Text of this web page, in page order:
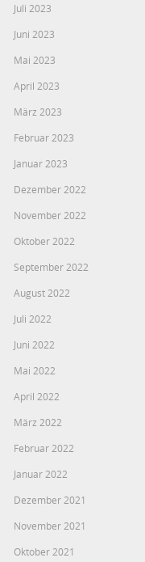
Juli 2023
Juni 2023
Mai 2023
April 2023
März 2023
Februar 2023
Januar 2023
Dezember 2022
November 2022
Oktober 2022
September 2022
August 2022
Juli 2022
Juni 2022
Mai 2022
April 2022
März 2022
Februar 2022
Januar 2022
Dezember 2021
November 2021
Oktober 2021